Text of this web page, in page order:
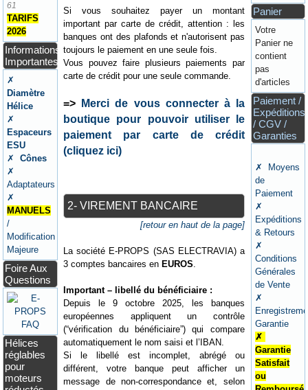
61
TARIFS
2026
Informations
Importantes
✗
Diamètre
Hélice
✗
Espaceurs
ESU
✗
Cônes
✗
Adaptateurs
✗
MANUELS
/
Modification
Majeure
Foire Aux
Questions
Hélices
réglables
pour
moteurs
Si vous souhaitez payer un montant
important par carte de crédit, attention : les
banques ont des plafonds et n'autorisent pas
toujours le paiement en une seule fois.
Vous pouvez faire plusieurs paiements par
carte de crédit pour une seule commande.
=>
Merci de vous connecter à la
boutique pour pouvoir utiliser le
paiement par carte de crédit
(cliquez ici)
2- VIREMENT BANCAIRE
[retour en haut de la page]
La société E-PROPS (SAS ELECTRAVIA) a
3 comptes bancaires en EUROS.
Important – libellé du bénéficiaire :
Depuis le 9 octobre 2025, les banques
européennes appliquent un contrôle
(“vérification du bénéficiaire”) qui compare
automatiquement le nom saisi et l’IBAN.
Si le libellé est incomplet, abrégé ou
différent, votre banque peut afficher un
message de non-correspondance et, selon
Panier
Votre
Panier ne
contient
pas
d'articles
Paiement /
Expéditions
/ CGV /
Garanties
✗ Moyens
de
Paiement
✗
Expéditions
& Retours
✗
Conditions
Générales
de Vente
✗
Garantie
✗
Garantie
Satisfait
ou